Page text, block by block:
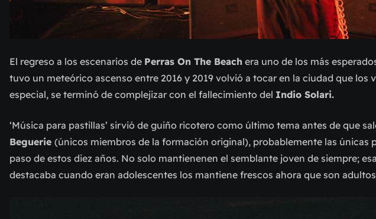
El regreso a los escenarios de Perras On The Beach era uno de los más
tuvo un meteórico ascenso entre 2016 y 2019 volvió a tocar en la ciudad que los
especial, se terminó de complejizar con el fallecimiento del Indio Solari.
‘Música para pastillas’ sirvió de guiño ricotero como último tema antes de que
Beguerie (únicos miembros de la formación original), probablemente las únicas
paso de estos diez años. No solo mantienenen el semblante joven de siempre;
destacaba cuando eran adolescentes los mantiene frescos ahora que son